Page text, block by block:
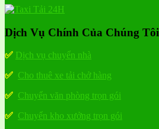
Dịch Vụ Chính Của Chúng Tôi
✅ Dịch vụ chuyển nhà
✅ Cho thuê xe tải chở hàng
✅ Chuyển văn phòng trọn gói
✅ Chuyển kho xưởng trọn gói